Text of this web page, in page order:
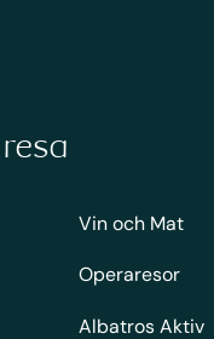
Vin och Mat
Operaresor
Albatros Aktiv